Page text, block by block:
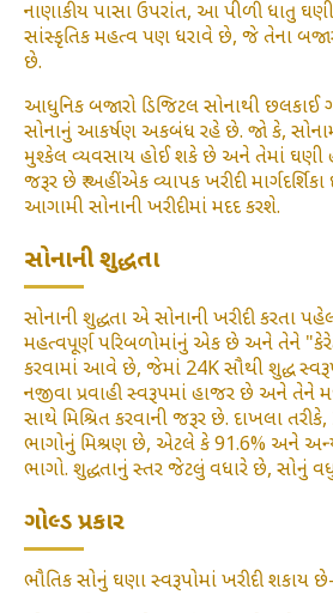
નાણાકીય પાસા ઉપરાંત, આ પીળી ધાતુ
સાંસ્કૃતિક મહત્વ પણ ધરાવે છે, જે તેના
છે.
આધુનિક બજારો ડિજિટલ સોનાથી છલકાઈ
સોનાનું આકર્ષણ અકબંધ રહે છે. જો કે,
મુશ્કેલ વ્યવસાય હોઈ શકે છે અને તેમાં ઘણી
જરૂર છે ₹ અહીં એક વ્યાપક ખરીદી
આગામી સોનાની ખરીદીમાં મદદ કરશે.
સોનાની શુદ્ધતા
સોનાની શુદ્ધતા એ સોનાની ખરીદી કરતા
મહત્વપૂર્ણ પરિબળોમાંનું એક છે અને તેને
કરવામાં આવે છે, જેમાં 24K સૌથી શુદ્ધ
નજીવા પ્રવાહી સ્વરૂપમાં હાજર છે અને
સાથે મિશ્રિત કરવાની જરૂર છે. દાખલા
ભાગોનું મિશ્રણ છે, એટલે કે 91.6% અને
ભાગો. શુદ્ધતાનું સ્તર જેટલું વધારે છે, સોનું
ગોલ્ડ પ્રકાર
ભૌતિક સોનું ઘણા સ્વરૂપોમાં ખરીદી શકાય